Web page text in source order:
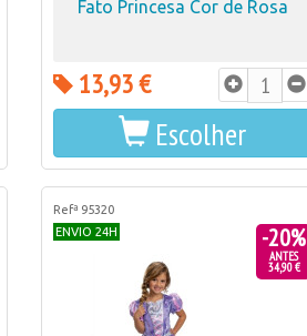
Fato Princesa Cor de Rosa
13,93 €
Escolher
Refª 95320
ENVIO 24H
-20%
ANTES
34,90 €